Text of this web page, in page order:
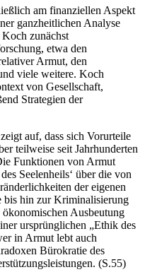
am finanziellen Aspekt
ganzheitlichen Analyse
zunächst
etwa den
Armut, den
viele weitere. Koch
von Gesellschaft,
Strategien der
auf, dass sich Vorurteile
teilweise seit Jahrhunderten
Funktionen von Armut
Seelenheils‘ über die von
der eigenen
bis hin zur Kriminalisierung
Ausbeutung
ursprünglichen „Ethik des
in Armut lebt auch
Bürokratie des
(S.55)